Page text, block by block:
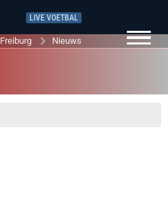
LIVE VOETBAL
Freiburg Nieuws